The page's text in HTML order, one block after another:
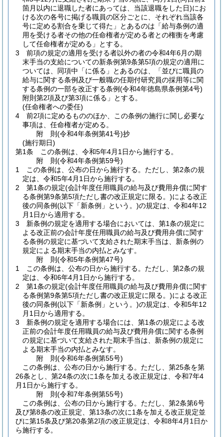
箇月以内に退職した者にあっては、当該退職をした日)にお
ける次の各号に掲げる職員の区分ごとに、それぞれ当該各
号に定める割合を乗じて得た」とあるのは「給与条例の適
用を受ける者その他の任命権者が定める者との権衡を考慮
して任命権者が定める」とする。
3
前項の規定の適用を受ける者以外の者の令和4年6月の期
末手当の支給についての新条例第9条第5項の規定の適用に
ついては、同項中「に係る」とあるのは、「並びに職員の
給与に関する条例及び一般職の任期付研究員の採用等に関
する条例の一部を改正する条例(令和4年徳島県条例第4号)
附則第2項及び第3項に係る」とする。
(任命権者への委任)
4
前2項に定めるもののほか、この条例の施行に関し必要な
事項は、任命権者が定める。
附 則(令和4年条例第41号)抄
(施行期日)
第1条
この条例は、令和5年4月1日から施行する。
附 則(令和4年条例第59号)
1
この条例は、公布の日から施行する。 ただし、第2条の規
定は、令和5年4月1日から施行する。
2
第1条の規定(会計年度任用職員の給与及び費用弁償に関す
る条例第9条第5項ただし書の改正規定に限る。)による改正
後の同条例(以下「新条例」という。)の規定は、令和4年12
月1日から適用する。
3
新条例の規定を適用する場合においては、第1条の規定に
よる改正前の会計年度任用職員の給与及び費用弁償に関す
る条例の規定に基づいて支給された期末手当は、新条例の
規定による期末手当の内払とみなす。
附 則(令和5年条例第47号)
1
この条例は、公布の日から施行する。 ただし、第2条の規
定は、令和6年4月1日から施行する。
2
第1条の規定(会計年度任用職員の給与及び費用弁償に関す
る条例第9条第5項ただし書の改正規定に限る。)による改正
後の同条例(以下「新条例」という。)の規定は、令和5年12
月1日から適用する。
3
新条例の規定を適用する場合には、第1条の規定による改
正前の会計年度任用職員の給与及び費用弁償に関する条例
の規定に基づいて支給された期末手当は、新条例の規定に
よる期末手当の内払とみなす。
附 則(令和6年条例第55号)
この条例は、公布の日から施行する。 ただし、第25条を第
26条とし、第24条の次に1条を加える改正規定は、令和7年4
月1日から施行する。
附 則(令和7年条例第55号)
この条例は、公布の日から施行する。 ただし、第2条第6号
及び第8条の改正規定、第13条の次に1条を加える改正規定並
びに第15条及び第20条第2項の改正規定は、令和8年4月1日か
ら施行する。